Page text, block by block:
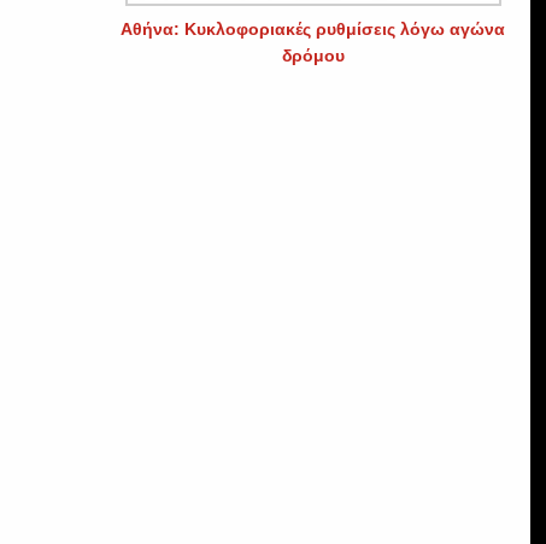
Αθήνα: Κυκλοφοριακές ρυθμίσεις λόγω αγώνα
δρόμου